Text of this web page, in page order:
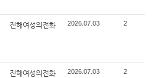
진해여성의전화 2026.07.03 2
진해여성의전화 2026.07.03 2